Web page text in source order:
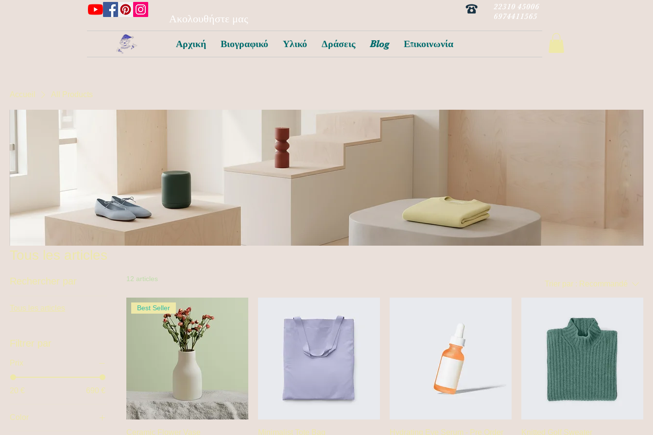
Ακολουθήστε μας
22310 45006
6974411565
Αρχική Βιογραφικό Υλικό Δράσεις Blog Επικοινωνία
Accueil All Products
Tous les articles
Rechercher par
Tous les articles
Filtrer par
Prix
20 € 690 €
Color
12 articles
Trier par : Recommandé
Best Seller
Ceramic Flower Vase
Minimalist Tote Bag
Hydrating Eye Serum - Pre Order
Knitted Golf Sweater